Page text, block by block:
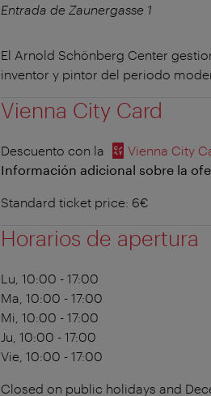
Entrada de Zaunergasse 1
El Arnold Schönberg Center
inventor y pintor del periodo
Vienna City Card
Descuento con la Vienna City
Información adicional sobre la
Standard ticket price: 6€
Horarios de apertura
Lu, 10:00 - 17:00
Ma, 10:00 - 17:00
Mi, 10:00 - 17:00
Ju, 10:00 - 17:00
Vie, 10:00 - 17:00
Closed on public holidays and